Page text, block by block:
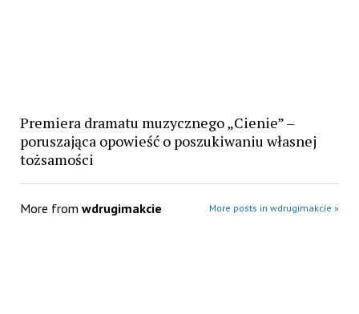
Premiera dramatu muzycznego „Cienie” –
poruszająca opowieść o poszukiwaniu własnej
tożsamości
More from wdrugimakcie More posts in wdrugimakcie »